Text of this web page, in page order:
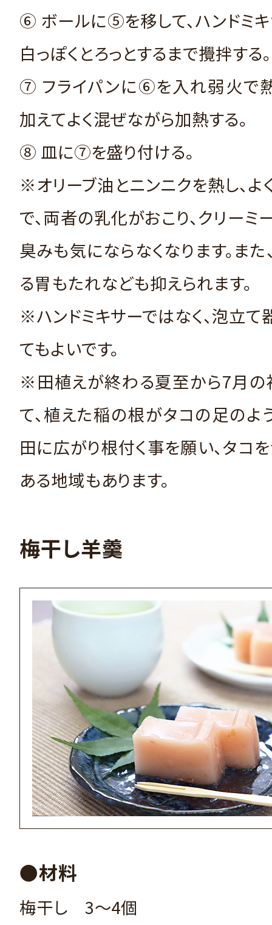
⑥ ボールに⑤を移して、ハンドミ
白っぽくとろっとするまで攪拌する。
⑦ フライパンに⑥を入れ弱火で
加えてよく混ぜながら加熱する。
⑧ 皿に⑦を盛り付ける。
※オリーブ油とニンニクを熱し、よ
で、両者の乳化がおこり、クリーミ
臭みも気にならなくなります。また
る胃もたれなども抑えられます。
※ハンドミキサーではなく、泡立て
てもよいです。
※田植えが終わる夏至から7月
て、植えた稲の根がタコの足のよ
田に広がり根付く事を願い、タコ
ある地域もあります。
梅干し羊羹
●材料
梅干し 3～4個